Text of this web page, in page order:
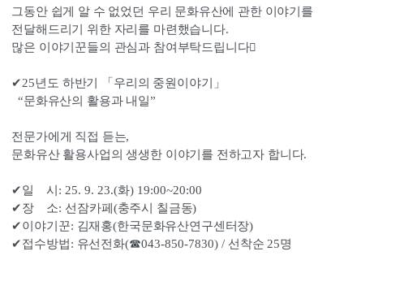
그동안 쉽게 알 수 없었던 우리 문화유산에 관한 이야기를
전달해드리기 위한 자리를 마련했습니다.
많은 이야기꾼들의 관심과 참여부탁드립니다
✔25년도 하반기 「 우리의 중원이야기
」
“문화유산의 활용과 내일”
전문가에게 직접 듣는,
문화유산 활용사업의 생생한 이야기를 전하고자 합니다.
✔일    시 : 25. 9. 23.(화) 19:00~20:00
✔장    소: 선잠카페 (충주시 칠금동)
✔이야기꾼: 김재홍(한국문화유산연구센터장)
✔접수방법: 유선전화(☎043-850-7830) / 선착순 25명